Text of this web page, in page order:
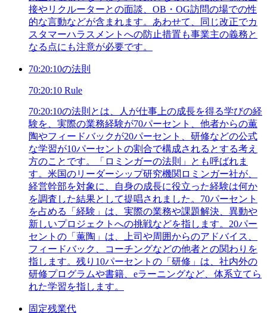
接やリクルーターとの面談、OB・OG訪問の場での性
的な言動などが含まれます。あわせて、同じ改正でカ
スタマーハラスメントへの防止措置も事業主の義務と
なる点にも注意が必要です。
70:20:10の法則
70:20:10 Rule
70:20:10の法則とは、人が仕事上の成長を得る学びの経
験を、実際の業務経験が70パーセント、他者からの薫
陶やフィードバックが20パーセント、研修などの公式
な学習が10パーセントの割合で構成されるとする考え
方のことです。「ロミンガーの法則」とも呼ばれま
す。米国のリーダーシップ研究機関ロミンガー社が、
経営幹部を対象に、自身の成長に役立った経験は何か
を調査した結果として提唱されました。70パーセント
を占める「経験」は、実際の業務や課題解決、異動や
新しいプロジェクトへの挑戦などを指します。20パー
セントの「薫陶」は、上司や周囲からのアドバイス、
フィードバック、コーチングなどの他者との関わりを
指します。残り10パーセントの「研修」は、社内外の
研修プログラムや書籍、eラーニングなど、体系立てら
れた学習を指します。
固定残業代